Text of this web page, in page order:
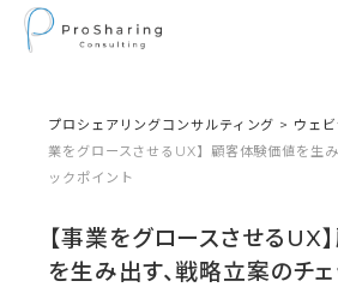
プロシェアリングコンサルティング > ウェ
業をグロースさせるUX】顧客体験価値を生
ックポイント
【事業をグロースさせるUX
を生み出す、戦略立案のチェ